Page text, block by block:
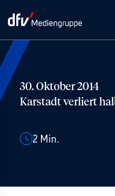
30. Oktober 2014
Karstadt verliert
2 Min.